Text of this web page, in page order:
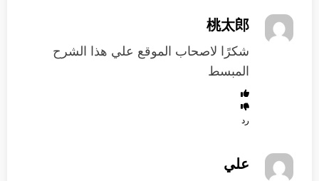
桃太郎
شكرًا لاصحاب الموقع علي هذا الشرح
المبسط
رد
علي